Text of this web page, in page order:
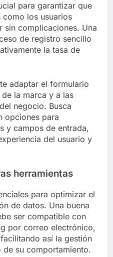
para garantizar que
los usuarios
sin complicaciones. Una
de registro sencillo
la tasa de
adaptar el formulario
la marca y a las
negocio. Busca
opciones para
y campos de entrada,
del usuario y
herramientas
para optimizar el
de datos. Una buena
ser compatible con
por correo electrónico,
así la gestión
de su comportamiento.